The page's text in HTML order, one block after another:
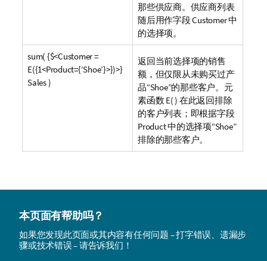
那些供应商。供应商列表
随后用作字段Customer中
的选择项。
sum( {$<Customer =
E({1<Product={‘Shoe’}>})>}
Sales )
返回当前选择项的销售
额，但仅限从未购买过产
品“Shoe”的那些客户。元
素函数 E( ) 在此返回排除
的客户列表；即根据字段
Product中的选择项“Shoe”
排除的那些客户。
本页面有帮助吗？
如果您发现此页面或其内容有任何问题 – 打字错误、遗漏步
骤或技术错误 – 请告诉我们！